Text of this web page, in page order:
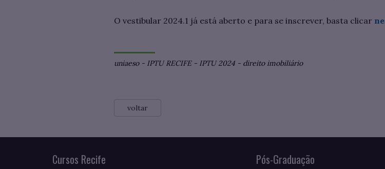
O vestibular 2024.1 já está aberto e para se inscrever, basta clicar
uniaeso- IPTU RECIFE- IPTU 2024 - direito imobiliário
voltar
Cursos Recife Pós-Graduação